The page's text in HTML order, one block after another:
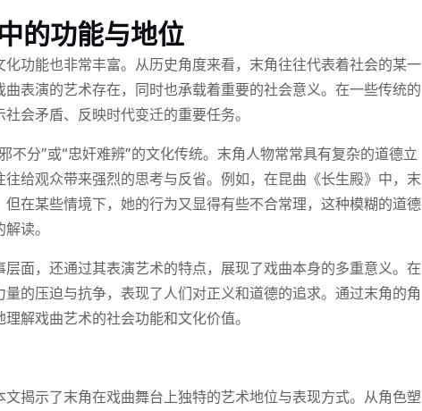
的功能与地位
功能也非常丰富。从历史角度来看，末角往往代表着社会的某一
表演的艺术存在，同时也承载着重要的社会意义。在一些传统的
会矛盾、反映时代变迁的重要任务。
不分”或“忠奸难辨”的文化传统。末角人物常常具有复杂的道德立
给观众带来强烈的思考与反省。例如，在昆曲《长生殿》中，末
在某些情境下，她的行为又显得有些不合常理，这种模糊的道德
读。
面，还通过其表演艺术的特点，展现了戏曲本身的多重意义。在
的压迫与抗争，表现了人们对正义和道德的追求。通过末角的角
解戏曲艺术的社会功能和文化价值。
揭示了末角在戏曲舞台上独特的艺术地位与表现方式。从角色塑